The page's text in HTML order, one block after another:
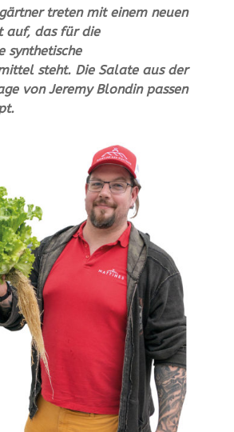
treten mit einem neuen
auf, das für die
synthetische
steht. Die Salate aus der
von Jeremy Blondin passen